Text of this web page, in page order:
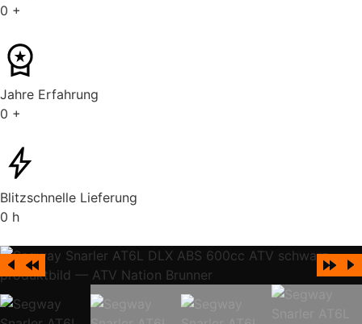
0 +
Jahre Erfahrung
0 +
Blitzschnelle Lieferung
0 h